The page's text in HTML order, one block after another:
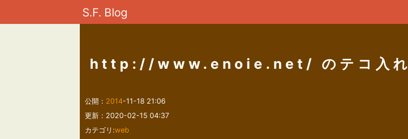
S.F. Blog
http://www.enoie.net/ のテコ入れ
公開： 2014-11-18 21:06
更新：2020-02-15 04:37
カテゴリ:web